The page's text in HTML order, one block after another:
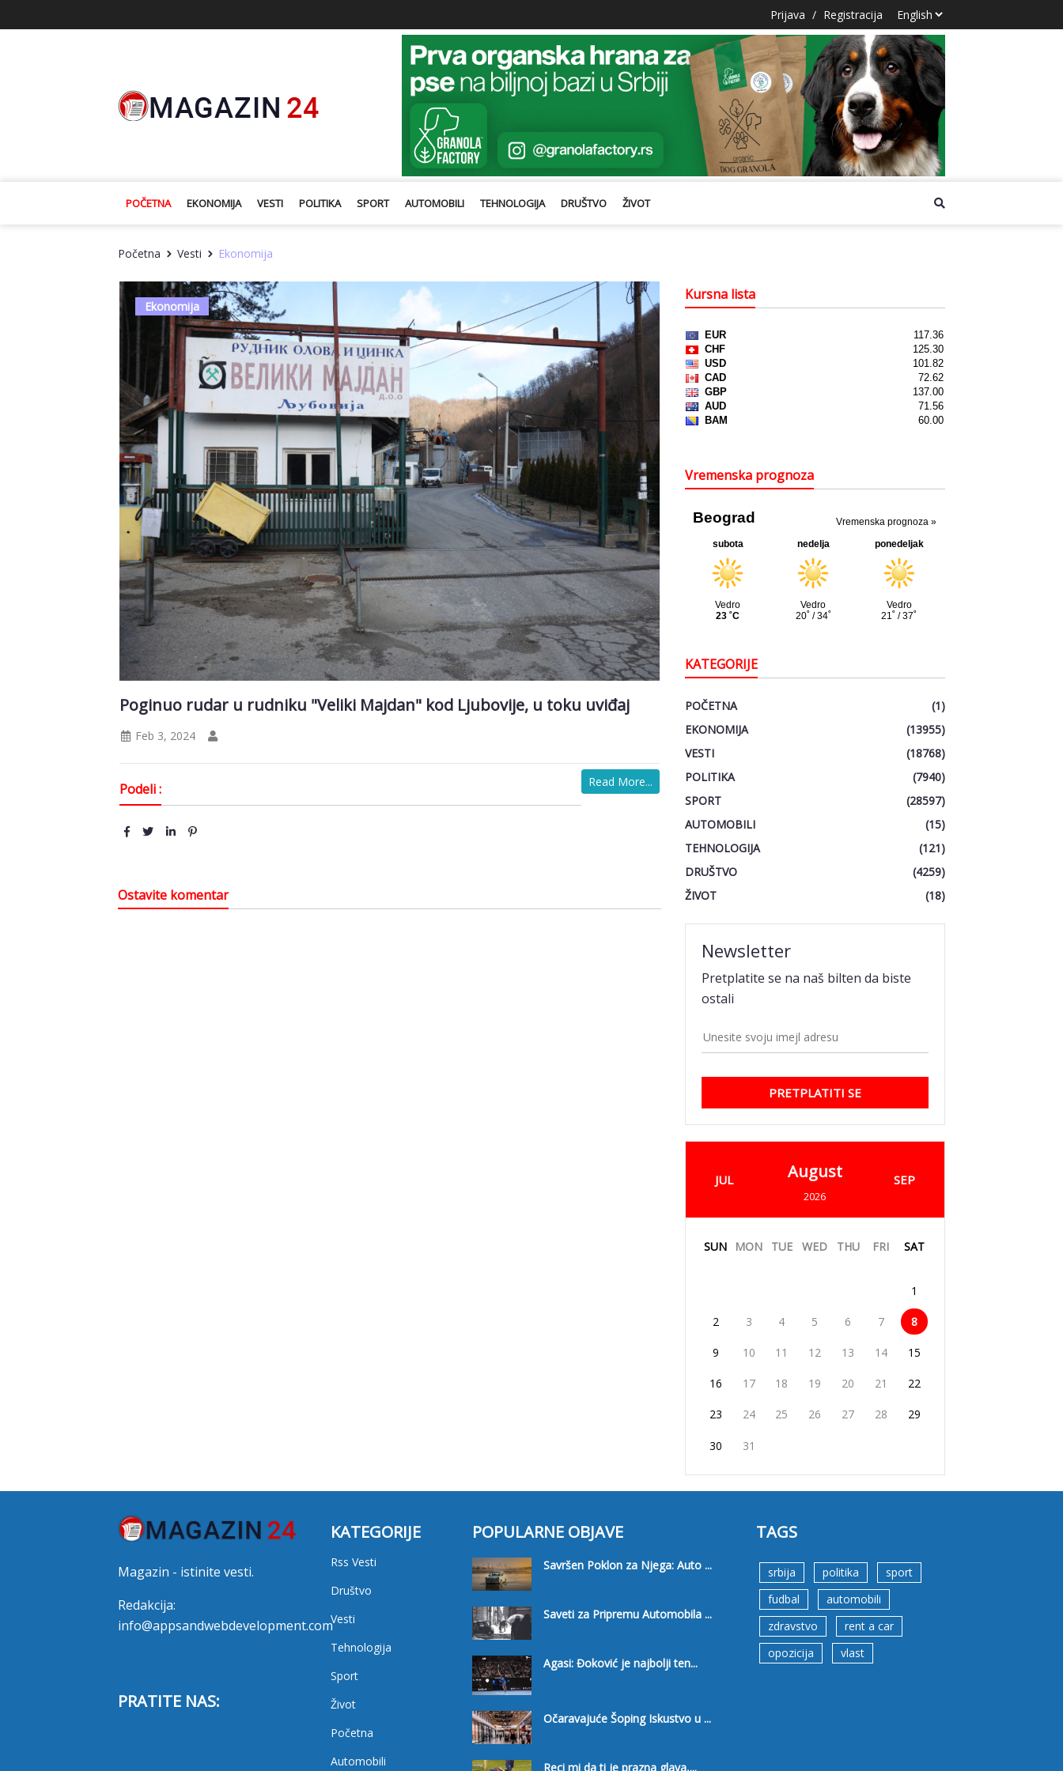
Prijava / Registracija
POČETNA EKONOMIJA VESTI POLITIKA SPORT AUTOMOBILI TEHNOLOGIJA DRUŠTVO ŽIVOT
Početna Vesti Ekonomija
Ekonomija
Poginuo rudar u rudniku "Veliki Majdan" kod Ljubovije, u toku uviđaj
Feb 3, 2024
Read More...
Podeli :
Ostavite komentar
Kursna lista
Vremenska prognoza
KATEGORIJE
POČETNA
(1)
EKONOMIJA
(13955)
VESTI
(18768)
POLITIKA
(7940)
SPORT
(28597)
AUTOMOBILI
(15)
TEHNOLOGIJA
(121)
DRUŠTVO
(4259)
ŽIVOT
(18)
Newsletter
Pretplatite se na naš bilten da biste
ostali
PRETPLATITI SE
JUL August
2026
SEP
SUN MON TUE WED THU FRI SAT
1
2 3 4 5 6 7 8
9 10 11 12 13 14 15
16 17 18 19 20 21 22
23 24 25 26 27 28 29
30 31
Magazin - istinite vesti.
Redakcija:
info@appsandwebdevelopment.com
PRATITE NAS:
KATEGORIJE
Rss Vesti
Društvo
Vesti
Tehnologija
Sport
Život
Početna
Automobili
POPULARNE OBJAVE
Savršen Poklon za Njega: Auto ...
Saveti za Pripremu Automobila ...
Agasi: Đoković je najbolji ten...
Očaravajuće Šoping Iskustvo u ...
Reci mi da ti je prazna glava,...
TAGS
srbija politika
sport
fudbal
automobili
zdravstvo
rent a car
opozicija
vlast